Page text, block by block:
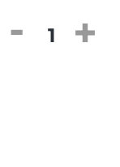
Quantité de